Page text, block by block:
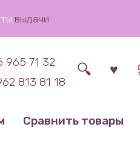
выдачи
965 71 32
813 81 18
Сравнить товары